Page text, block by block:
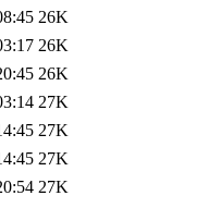
26K
26K
26K
27K
27K
27K
27K